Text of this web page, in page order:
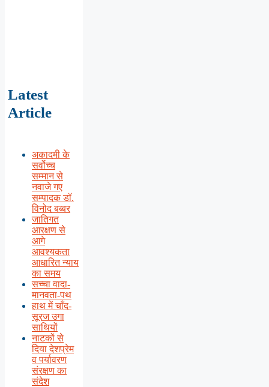
Latest
Article
अकादमी के
सर्वोच्च
सम्मान से
नवाजे गए
सम्पादक डॉ.
विनोद बब्बर
जातिगत
आरक्षण से
आगे
आवश्यकता
आधारित न्याय
का समय
सच्चा वादा-
मानवता-पथ
हाथ में चाँद-
सूरज उगा
साथियों
नाटकों से
दिया देशप्रेम
व पर्यावरण
संरक्षण का
संदेश